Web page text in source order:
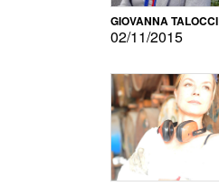
GIOVANNA TALOCCI
02/11/2015